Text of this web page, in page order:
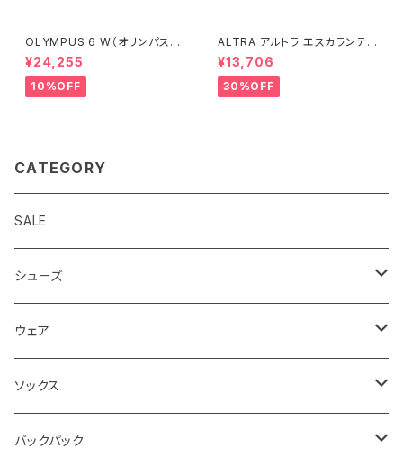
OLYMPUS 6 W（オリンパス
6）ウィメンズ Red/Orange
¥24,255
10%OFF
ALTRA アルトラ エスカランテ
レーサー ウィメンズ
¥13,706
30%OFF
CATEGORY
SALE
シューズ
ロード
メンズ
レディス
トレイル
メンズ
キッズ
ウェア
Teton Bros.
Static
ソックス
Milestone
バックパック